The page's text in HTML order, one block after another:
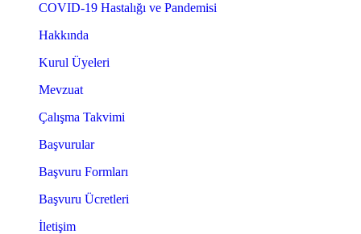
COVID-19 Hastalığı ve Pandemisi
Hakkında
Kurul Üyeleri
Mevzuat
Çalışma Takvimi
Başvurular
Başvuru Formları
Başvuru Ücretleri
İletişim